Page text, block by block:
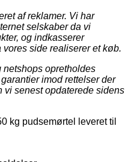
af reklamer. Vi har
selskaber da vi
og indkasserer
side realiserer et køb.
opretholdes
imod rettelser der
senest opdaterede sidens
kg pudsemørtel leveret til